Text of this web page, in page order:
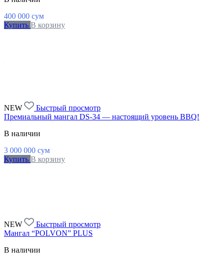
400 000 сум
Купить В корзину
NEW
Быстрый просмотр
Премиальный мангал DS-34 — настоящий уровень BBQ!
В наличии
3 000 000 сум
Купить В корзину
NEW
Быстрый просмотр
Мангал “POLVON” PLUS
В наличии